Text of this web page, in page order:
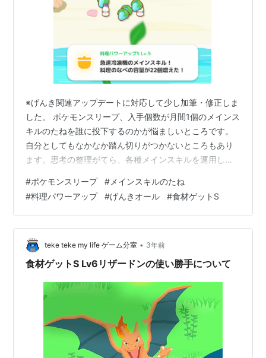
※げんき関連アップデートに対応して少し加筆・修正しま
した。 ポケモンスリープ、入手個数が月間1個のメインス
キルのたねを誰に投下するのかが悩ましいところです。
自分としてもなかなか踏ん切りがつかないところもあり
ます。思考の整理がてら、各種メインスキルを運用して
ねの入手方法 プレミアムパス アチーブメント その他イ
ベント時配布 メインスキルのたねの使い道 料理パワーア
ップＳ（グレイシア・ブースター・ジバコイル系） 料理
の威力が大幅に増大するのが強い 料理レベルの増進効果
もバカにならない lvを上げないとなかなか強く運用でき
ない げんきオールS（ニ…
#ポケモンスリープ # メインスキルのたね
#料理パワーアップ #げんきオール #食材ゲットS
teke teke my life ゲーム分室 • 3年前
食材ゲットS Lv6リザードンの使い勝手について